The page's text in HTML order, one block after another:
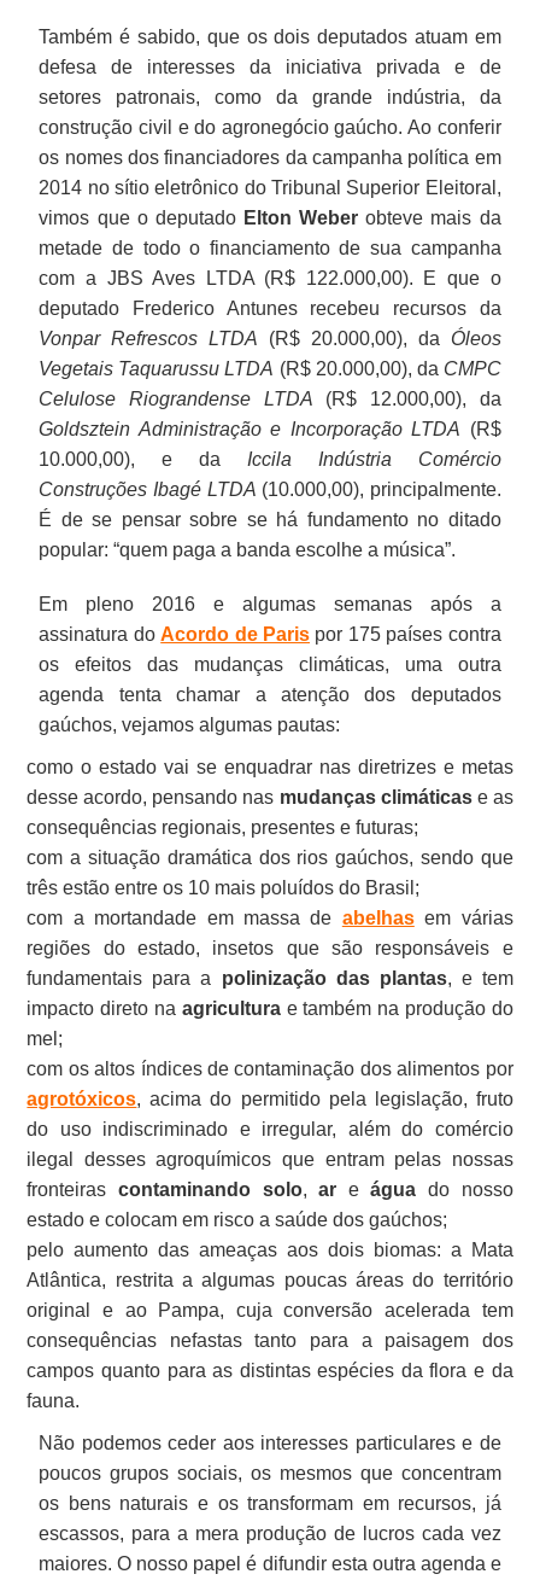
Também é sabido, que os dois deputados atuam em
defesa de interesses da iniciativa privada e de
setores patronais, como da grande indústria, da
construção civil e do agronegócio gaúcho. Ao conferir
os nomes dos financiadores da campanha política em
2014 no sítio eletrônico do Tribunal Superior Eleitoral,
vimos que o deputado Elton Weber obteve mais da
metade de todo o financiamento de sua campanha
com a JBS Aves LTDA (R$ 122.000,00). E que o
deputado Frederico Antunes recebeu recursos da
Vonpar Refrescos LTDA (R$ 20.000,00), da Óleos
Vegetais Taquarussu LTDA (R$ 20.000,00), da CMPC
Celulose Riograndense LTDA (R$ 12.000,00), da
Goldsztein Administração e Incorporação LTDA (R$
10.000,00), e da Iccila Indústria Comércio
Construções Ibagé LTDA (10.000,00), principalmente.
É de se pensar sobre se há fundamento no ditado
popular: “quem paga a banda escolhe a música”.
Em pleno 2016 e algumas semanas após a
assinatura doAcordo de Paris por 175 países contra
os efeitos das mudanças climáticas, uma outra
agenda tenta chamar a atenção dos deputados
gaúchos, vejamos algumas pautas:
como o estado vai se enquadrar nas diretrizes e metas
desse acordo, pensando nas mudanças climáticase as
consequências regionais, presentes e futuras;
com a situação dramática dos rios gaúchos, sendo que
três estão entre os 10 mais poluídos do Brasil;
com a mortandade em massa de abelhasem várias
regiões do estado, insetos que são responsáveis e
fundamentais para a polinização das plantas, e tem
impacto direto na agriculturae também na produção do
mel;
com os altos índices de contaminação dos alimentos por
agrotóxicos, acima do permitido pela legislação, fruto
do uso indiscriminado e irregular, além do comércio
ilegal desses agroquímicos que entram pelas nossas
fronteirascontaminando solo,ar eágua do nosso
estado e colocam em risco a saúde dos gaúchos;
pelo aumento das ameaças aos dois biomas: a Mata
Atlântica, restrita a algumas poucas áreas do território
original e ao Pampa, cuja conversão acelerada tem
consequências nefastas tanto para a paisagem dos
campos quanto para as distintas espécies da flora e da
fauna.
Não podemos ceder aos interesses particulares e de
poucos grupos sociais, os mesmos que concentram
os bens naturais e os transformam em recursos, já
escassos, para a mera produção de lucros cada vez
maiores. O nosso papel é difundir esta outra agenda e